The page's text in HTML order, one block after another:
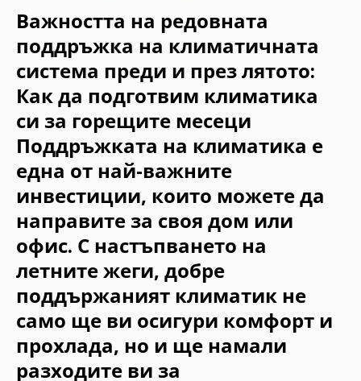
Важността на редовната
поддръжка на климатичната
система преди и през лятото:
Как да подготвим климатика
си за горещите месеци
Поддръжката на климатика е
една от най-важните
инвестиции, които можете да
направите за своя дом или
офис. С настъпването на
летните жеги, добре
поддържаният климатик не
само ще ви осигури комфорт и
прохлада, но и ще намали
разходите ви за